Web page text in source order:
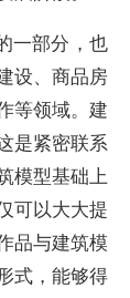
一部分，也
设、商品房
等领域。建
是紧密联系
模型基础上
可以大大提
品与建筑模
式，能够得